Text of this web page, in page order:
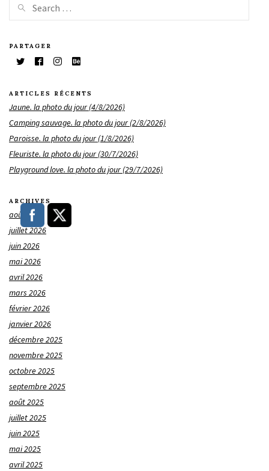
PARTAGER
ARTICLES RÉCENTS
Jaune. la photo du jour (4/8/2026)
Camping sauvage. la photo du jour (2/8/2026)
Paroisse. la photo du jour (1/8/2026)
Fleuriste. la photo du jour (30/7/2026)
Playground love. la photo du jour (29/7/2026)
ARCHIVES
août 2026
juillet 2026
juin 2026
mai 2026
avril 2026
mars 2026
février 2026
janvier 2026
décembre 2025
novembre 2025
octobre 2025
septembre 2025
août 2025
juillet 2025
juin 2025
mai 2025
avril 2025